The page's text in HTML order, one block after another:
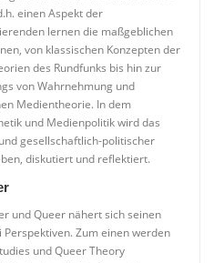
einen Aspekt der
lernen die maßgeblichen
von klassischen Konzepten der
des Rundfunks bis hin zur
von Wahrnehmung und
Medientheorie. In dem
und Medienpolitik wird das
gesellschaftlich-politischer
diskutiert und reflektiert.
und Queer nähert sich seinen
Zum einen werden
und Queer Theory